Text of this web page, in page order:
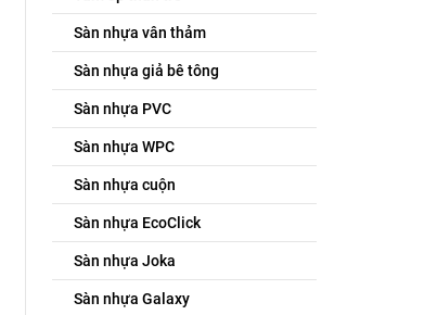
Sàn nhựa vân thảm
Sàn nhựa giả bê tông
Sàn nhựa PVC
Sàn nhựa WPC
Sàn nhựa cuộn
Sàn nhựa EcoClick
Sàn nhựa Joka
Sàn nhựa Galaxy